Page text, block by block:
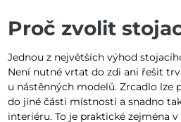
Proč zvolit
Jednou z největších výhod
Není nutné vrtat do zdi ani řešit
u nástěnných modelů. Zrcadlo lze
do jiné části místnosti a snadno
interiéru. To je praktické zejména